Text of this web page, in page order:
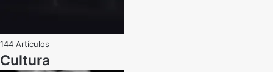
144 Artículos
Cultura